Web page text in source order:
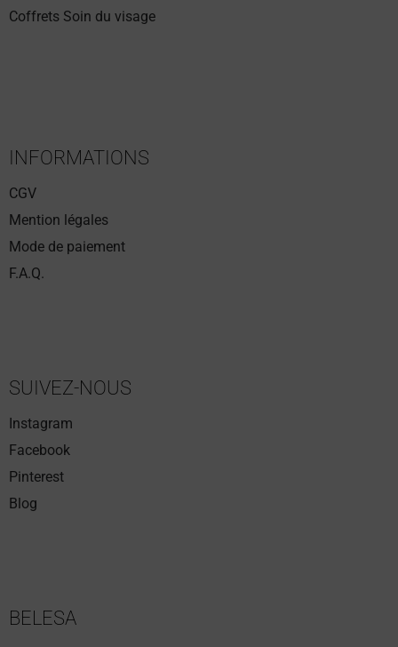
Coffrets Soin du visage
INFORMATIONS
CGV
Mention légales
Mode de paiement
F.A.Q.
SUIVEZ-NOUS
Instagram
Facebook
Pinterest
Blog
BELESA